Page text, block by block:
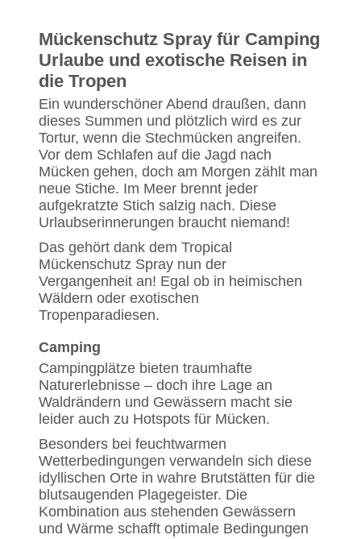
Mückenschutz Spray für Camping
Urlaube und exotische Reisen in
die Tropen
Ein wunderschöner Abend draußen, dann
dieses Summen und plötzlich wird es zur
Tortur, wenn die Stechmücken angreifen.
Vor dem Schlafen auf die Jagd nach
Mücken gehen, doch am Morgen zählt man
neue Stiche. Im Meer brennt jeder
aufgekratzte Stich salzig nach. Diese
Urlaubserinnerungen braucht niemand!
Das gehört dank dem Tropical
Mückenschutz Spray nun der
Vergangenheit an! Egal ob in heimischen
Wäldern oder exotischen
Tropenparadiesen.
Camping
Campingplätze bieten traumhafte
Naturerlebnisse – doch ihre Lage an
Waldrändern und Gewässern macht sie
leider auch zu Hotspots für Mücken.
Besonders bei feuchtwarmen
Wetterbedingungen verwandeln sich diese
idyllischen Orte in wahre Brutstätten für die
blutsaugenden Plagegeister. Die
Kombination aus stehenden Gewässern
und Wärme schafft optimale Bedingungen